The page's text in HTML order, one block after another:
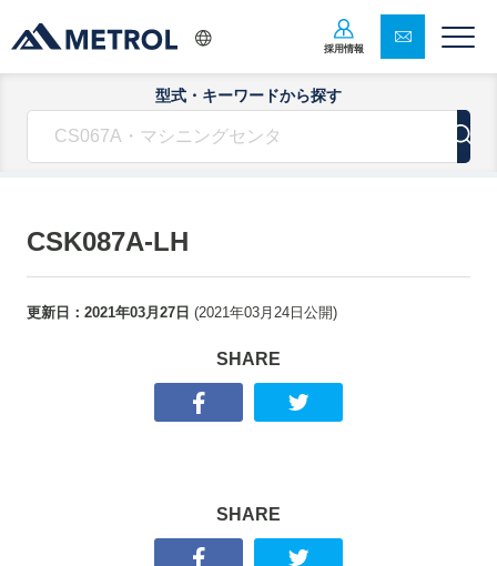
採用情報
型式・キーワードから探す
CSK087A-LH
更新日： 2021年03月27日 (2021年03月24日 公開)
SHARE
SHARE